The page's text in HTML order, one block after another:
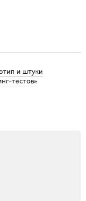
и штуки
тестов»